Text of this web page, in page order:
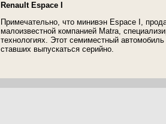
Renault Espace I
Примечательно, что минивэн Espace I,
малоизвестной компанией Matra,
технологиях. Этот семиместный
ставших выпускаться серийно.